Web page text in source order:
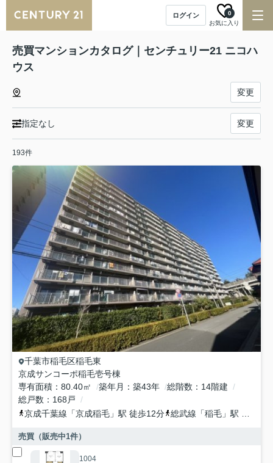
ログイン
お気に入り
0
売買マンションカタログ｜センチュリー21 ニコハ
ウス
変更
指定なし 変更
193件
千葉市稲毛区稲毛東
京成サンコーポ稲毛壱号棟
専有面積
80.40㎡ 築年月 築43年 総階数
14階建
総戸数
168戸
京成千葉線 「京成稲毛 」駅 徒歩12分 総武線 「稲毛 」駅 徒歩17分
売買（販売中1件）
1004